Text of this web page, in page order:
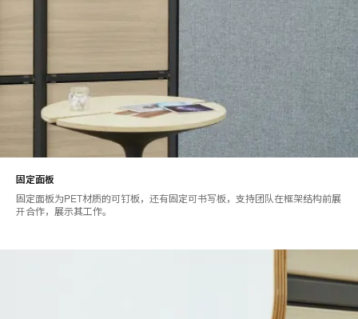
固定面板
固定面板为PET材质的可钉板，还有固定可书写板，支持团队在框架结构前展
开合作，展示其工作。